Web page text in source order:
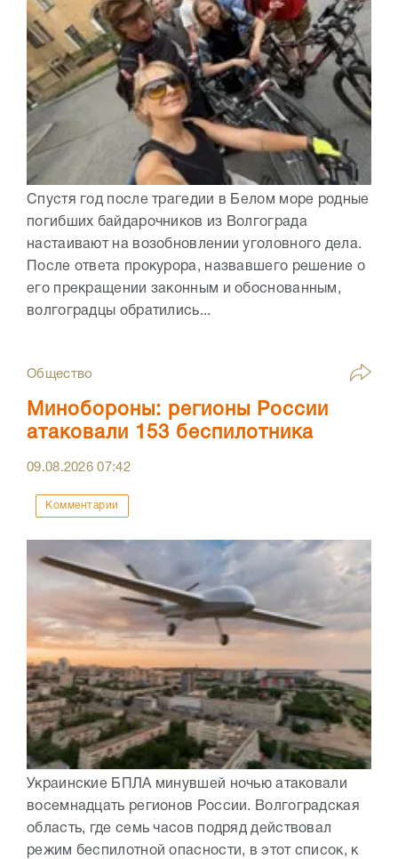
Спустя год после трагедии в Белом море родные
погибших байдарочников из Волгограда
настаивают на возобновлении уголовного дела.
После ответа прокурора, назвавшего решение о
его прекращении законным и обоснованным,
волгоградцы обратились...
Общество
Минобороны: регионы России
атаковали 153 беспилотника
09.08.202607:42
Комментарии
Украинские БПЛА минувшей ночью атаковали
восемнадцать регионов России. Волгоградская
область, где семь часов подряд действовал
режим беспилотной опасности, в этот список, к